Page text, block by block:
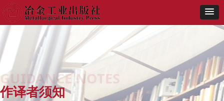
SERVICE
作译者须知
GUIDANCE NOTES